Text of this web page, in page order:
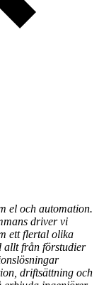
el och automation.
driver vi
ett flertal olika
allt från förstudier
driftsättning och